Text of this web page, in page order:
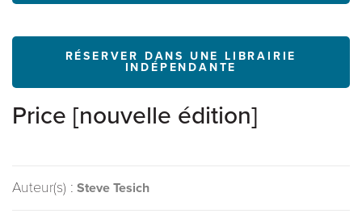
RÉSERVER DANS UNE LIBRAIRIE
INDÉPENDANTE
Price [nouvelle édition]
Auteur(s) : Steve Tesich